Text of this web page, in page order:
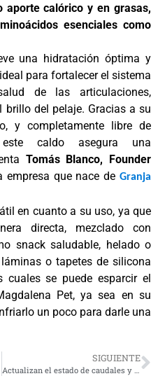
aporte calórico y en grasas,
esenciales como
una hidratación óptima y
para fortalecer el sistema
de las articulaciones,
del pelaje. Gracias a su
y completamente libre de
caldo asegura una
Tomás Blanco, Founder
empresa que nace de Granja
en cuanto a su uso, ya que
directa, mezclado con
snack saludable, helado o
o tapetes de silicona
cuales se puede esparcir el
Pet, ya sea en su
un poco para darle una
SIGUIENTE